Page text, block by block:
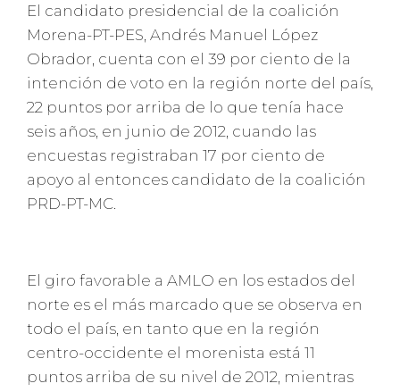
El candidato presidencial de la coalición
Morena-PT-PES, Andrés Manuel López
Obrador, cuenta con el 39 por ciento de la
intención de voto en la región norte del país,
22 puntos por arriba de lo que tenía hace
seis años, en junio de 2012, cuando las
encuestas registraban 17 por ciento de
apoyo al entonces candidato de la coalición
PRD-PT-MC.
El giro favorable a AMLO en los estados del
norte es el más marcado que se observa en
todo el país, en tanto que en la región
centro-occidente el morenista está 11
puntos arriba de su nivel de 2012, mientras